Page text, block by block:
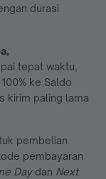
durasi
tepat waktu,
ke Saldo
kirim paling lama
pembelian
pembayaran
Day dan Next